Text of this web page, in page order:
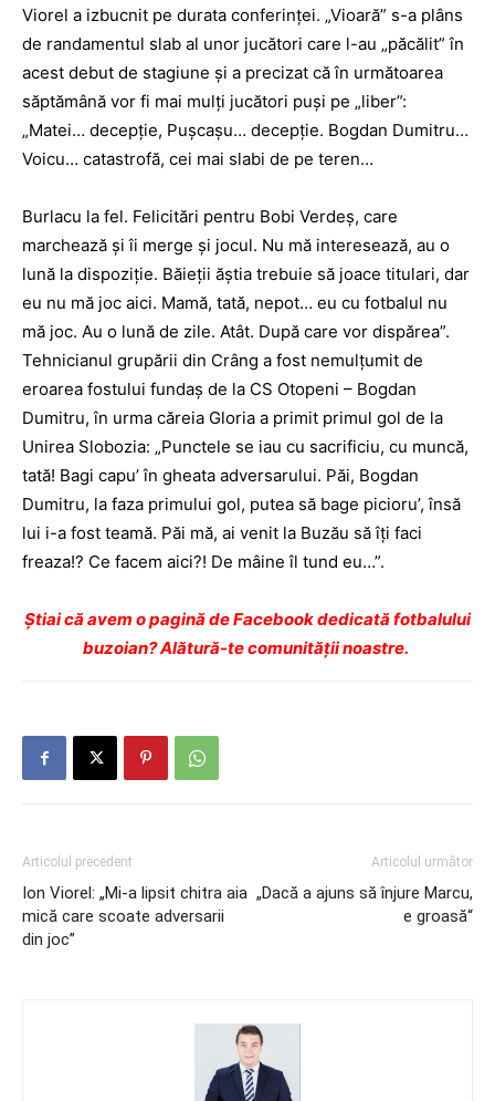
Viorel a izbucnit pe durata conferinţei. „Vioară” s-a plâns
de randamentul slab al unor jucători care l-au „păcălit” în
acest debut de stagiune şi a precizat că în următoarea
săptămână vor fi mai mulţi jucători puşi pe „liber”:
„Matei… decepţie, Puşcaşu… decepţie. Bogdan Dumitru…
Voicu… catastrofă, cei mai slabi de pe teren…
Burlacu la fel. Felicitări pentru Bobi Verdeş, care
marchează şi îi merge şi jocul. Nu mă interesează, au o
lună la dispoziţie. Băieţii ăştia trebuie să joace titulari, dar
eu nu mă joc aici. Mamă, tată, nepot… eu cu fotbalul nu
mă joc. Au o lună de zile. Atât. După care vor dispărea”.
Tehnicianul grupării din Crâng a fost nemulţumit de
eroarea fostului fundaş de la CS Otopeni – Bogdan
Dumitru, în urma căreia Gloria a primit primul gol de la
Unirea Slobozia: „Punctele se iau cu sacrificiu, cu muncă,
tată! Bagi capu’ în gheata adversarului. Păi, Bogdan
Dumitru, la faza primului gol, putea să bage picioru’, însă
lui i-a fost teamă. Păi mă, ai venit la Buzău să îţi faci
freaza!? Ce facem aici?! De mâine îl tund eu…”.
Ştiai că avem o pagină de Facebook dedicată fotbalului
buzoian? Alătură-te comunității noastre.
Articolul precedent
Ion Viorel: „Mi-a lipsit chitra aia
mică care scoate adversarii
din joc”
Articolul următor
„Dacă a ajuns să înjure Marcu,
e groasă“